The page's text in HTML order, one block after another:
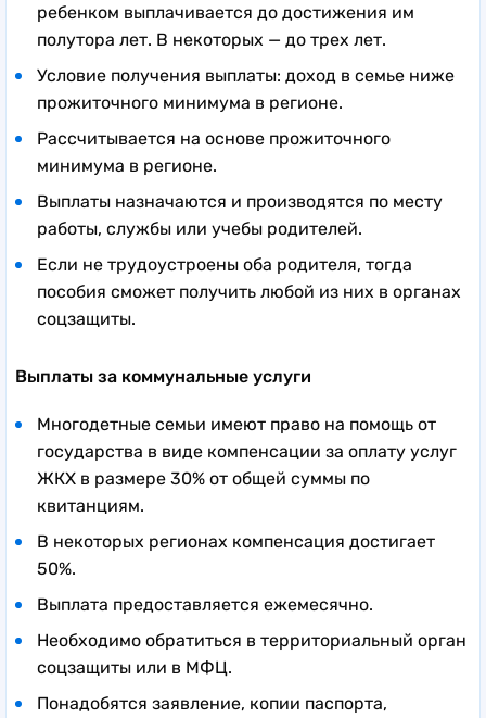
ребенком выплачивается до достижения им
полутора лет. В некоторых — до трех лет.
Условие получения выплаты: доход в семье ниже
прожиточного минимума в регионе.
Рассчитывается на основе прожиточного
минимума в регионе.
Выплаты назначаются и производятся по месту
работы, службы или учебы родителей.
Если не трудоустроены оба родителя, тогда
пособия сможет получить любой из них в органах
соцзащиты.
Выплаты за коммунальные услуги
Многодетные семьи имеют право на помощь от
государства в виде компенсации за оплату услуг
ЖКХ в размере 30% от общей суммы по
квитанциям.
В некоторых регионах компенсация достигает
50%.
Выплата предоставляется ежемесячно.
Необходимо обратиться в территориальный орган
соцзащиты или в МФЦ.
Понадобятся заявление, копии паспорта,